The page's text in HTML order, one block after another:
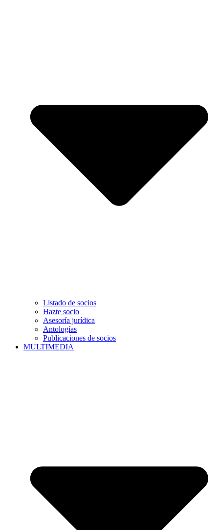
Listado de socios
Hazte socio
Asesoría jurídica
Antologías
Publicaciones de socios
MULTIMEDIA